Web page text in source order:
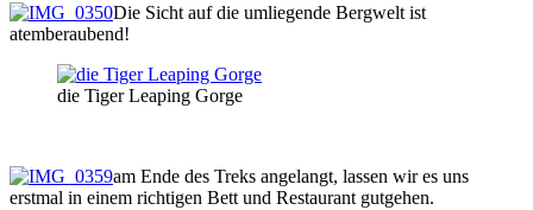
Die Sicht auf die umliegende Bergwelt ist
atemberaubend!
die Tiger Leaping Gorge
am Ende des Treks angelangt, lassen wir es uns
erstmal in einem richtigen Bett und Restaurant gutgehen.